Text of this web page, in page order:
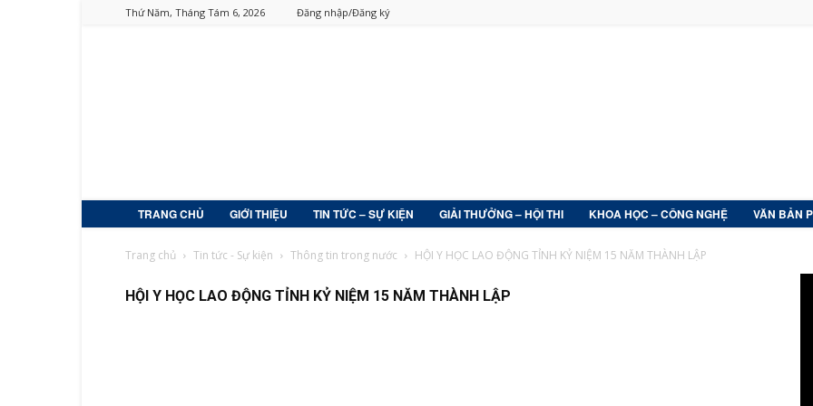
Thứ Năm, Tháng Tám 6, 2026 Đăng nhập/Đăng ký
TRANG CHỦ GIỚI THIỆU TIN TỨC – SỰ KIỆN GIẢI THƯỞNG – HỘI THI KHOA HỌC – CÔNG NGHỆ VĂN BẢN
Trang chủ Tin tức - Sự kiện Thông tin trong nước HỘI Y HỌC LAO ĐỘNG TỈNH KỶ NIỆM 15 NĂM THÀNH LẬP
HỘI Y HỌC LAO ĐỘNG TỈNH KỶ NIỆM 15 NĂM THÀNH LẬP